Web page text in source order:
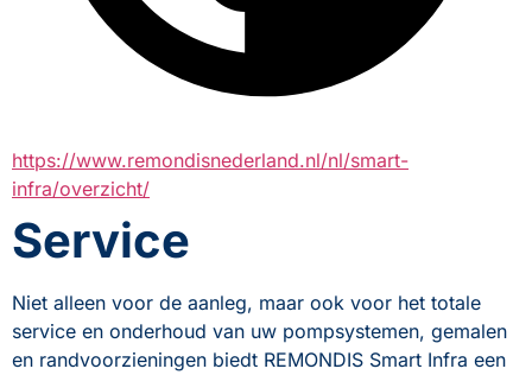
https://www.remondisnederland.nl/nl/smart-
infra/overzicht/
Service
Niet alleen voor de aanleg, maar ook voor het totale
service en onderhoud van uw pompsystemen, gemalen
en randvoorzieningen biedt REMONDIS Smart Infra een